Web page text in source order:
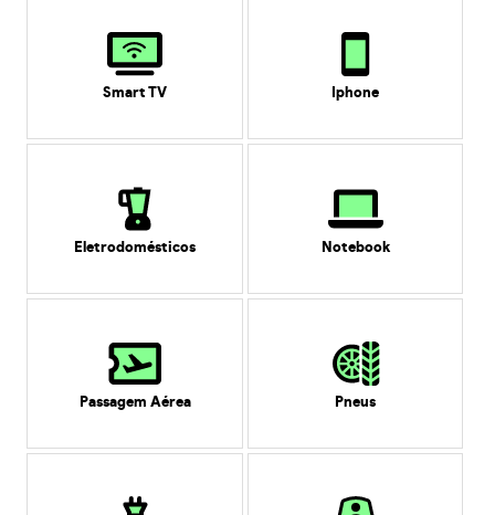
Smart TV Iphone
Eletrodomésticos Notebook
Passagem Aérea Pneus